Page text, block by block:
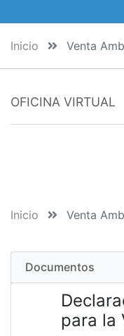
Inicio Venta
OFICINA VIRTUAL
Inicio Venta
Documentos
para la